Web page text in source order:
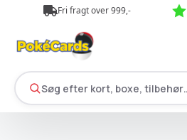
Fri fragt over 999,-
Søg efter kort, boxe,